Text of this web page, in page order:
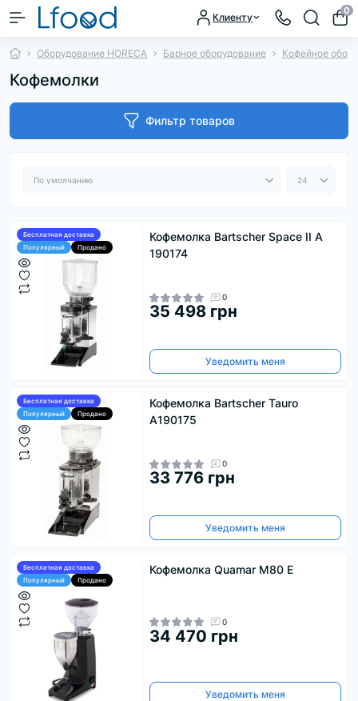
Клиенту
0
Оборудование HORECA Барное оборудование Кофейное
Кофемолки
Фильтр товаров
Бесплатная доставка
Популярный
Продано
Кофемолка Bartscher Space II А
190174
0
35 498 грн
Уведомить меня
Бесплатная доставка
Популярный
Продано
Кофемолка Bartscher Tauro
А190175
0
33 776 грн
Уведомить меня
Бесплатная доставка
Популярный
Продано
Кофемолка Quamar M80 E
0
34 470 грн
Уведомить меня